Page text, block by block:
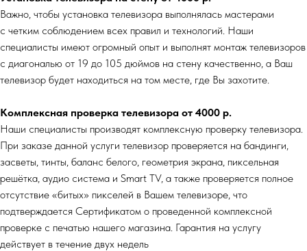
Важно, чтобы установка телевизора выполнялась мастерами
с четким соблюдением всех правил и технологий. Наши
специалисты имеют огромный опыт и выполнят монтаж телевизоров
с диагональю от 19 до 105 дюймов на стену качественно, а Ваш
телевизор будет находиться на том месте, где Вы захотите.
Комплексная проверка телевизора от 4000 р.
Наши специалисты производят комплексную проверку телевизора.
При заказе данной услуги телевизор проверяется на бандинги,
засветы, тинты, баланс белого, геометрия экрана, пиксельная
решётка, аудио система и Smart TV, а также проверяется полное
отсутствие «битых» пикселей в Вашем телевизоре, что
подтверждается Сертификатом о проведенной комплексной
проверке с печатью нашего магазина. Гарантия на услугу
действует в течение двух недель